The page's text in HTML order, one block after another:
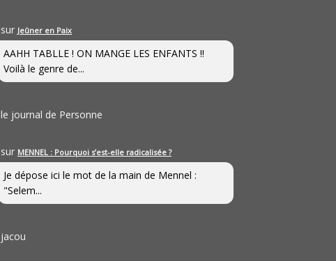
sur Jeûner en Paix
AAHH TABLLE ! ON MANGE LES ENFANTS !!
Voilà le genre de...
le journal de Personne
sur MENNEL : Pourquoi s’est-elle radicalisée ?
Je dépose ici le mot de la main de Mennel :
"Selem...
jacou